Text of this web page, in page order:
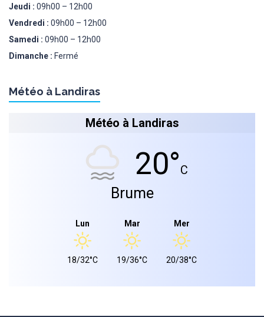
Jeudi : 09h00 – 12h00
Vendredi : 09h00 – 12h00
Samedi : 09h00 – 12h00
Dimanche : Fermé
Météo à Landiras
Météo à Landiras
20°C
Brume
Lun
18/32°C
Mar
19/36°C
Mer
20/38°C